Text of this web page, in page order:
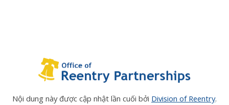
Nội dung này được cập nhật lần cuối bởi Division of Reentry.